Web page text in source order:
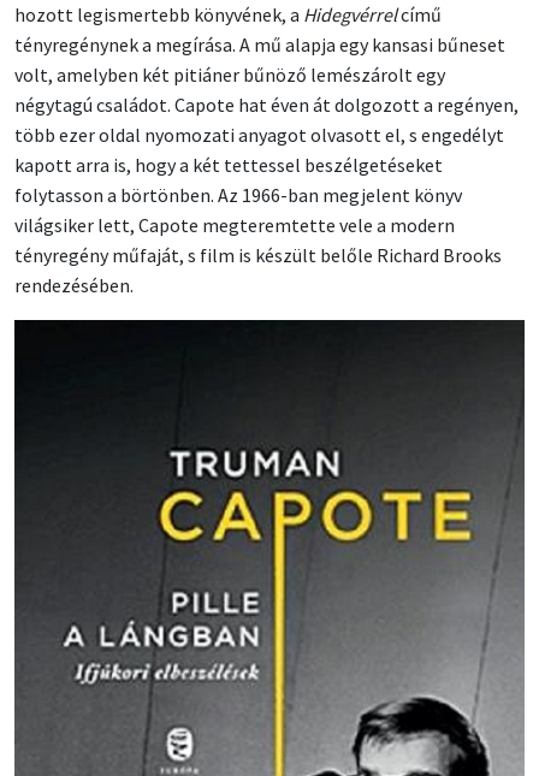
hozott legismertebb könyvének, a Hidegvérrelcímű
tényregénynek a megírása. A mű alapja egy kansasi bűneset
volt, amelyben két pitiáner bűnöző lemészárolt egy
négytagú családot. Capote hat éven át dolgozott a regényen,
több ezer oldal nyomozati anyagot olvasott el, s engedélyt
kapott arra is, hogy a két tettessel beszélgetéseket
folytasson a börtönben. Az 1966-ban megjelent könyv
világsiker lett, Capote megteremtette vele a modern
tényregény műfaját, s film is készült belőle Richard Brooks
rendezésében.